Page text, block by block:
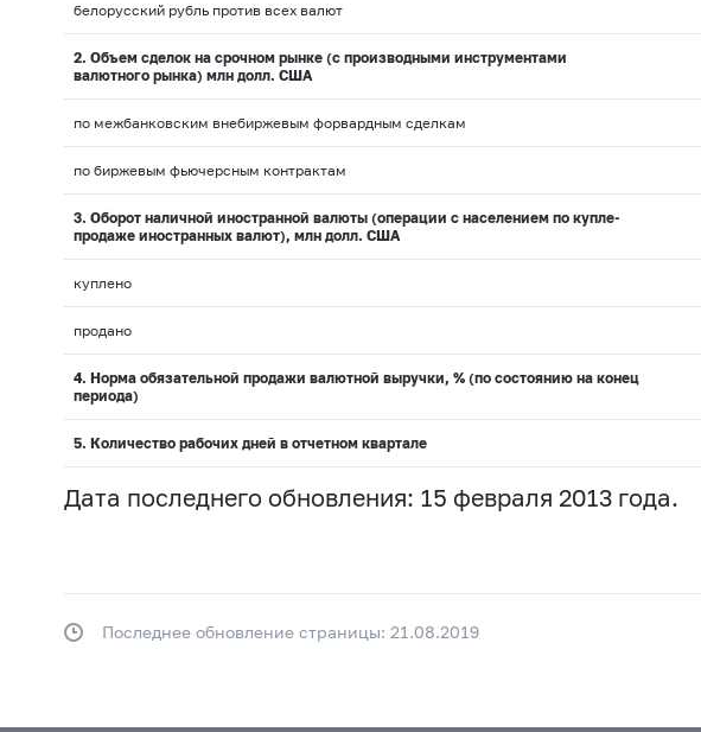
белорусский рубль против всех валют
2. Объем сделок на срочном рынке (с производными инструментами
валютного рынка) млн долл. США
по межбанковским внебиржевым форвардным сделкам
по биржевым фьючерсным контрактам
3. Оборот наличной иностранной валюты (операции с населением по купле-
продаже иностранных валют), млн долл. США
куплено
продано
4. Норма обязательной продажи валютной выручки, % (по состоянию на конец
периода)
5. Количество рабочих дней в отчетном квартале
Дата последнего обновления: 15 февраля 2013 года.
Последнее обновление страницы: 21.08.2019